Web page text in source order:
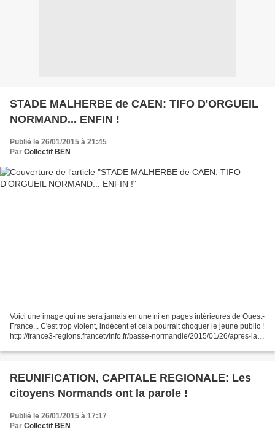
STADE MALHERBE de CAEN: TIFO D'ORGUEIL
NORMAND... ENFIN !
Publié le 26/01/2015 à 21:45
Par Collectif BEN
Voici une image qui ne sera jamais en une ni en pages intérieures de Ouest-
France... C'est trop violent, indécent et cela pourrait choquer le jeune public !
http://france3-regions.francetvinfo.fr/basse-normandie/2015/01/26/apres-la-
640405.html...
REUNIFICATION, CAPITALE REGIONALE: Les
citoyens Normands ont la parole !
Publié le 26/01/2015 à 17:17
Par Collectif BEN